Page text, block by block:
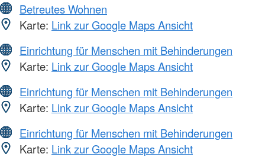
Betreutes Wohnen
Karte: Link zur Google Maps Ansicht
Einrichtung für Menschen mit Behinderungen
Karte: Link zur Google Maps Ansicht
Einrichtung für Menschen mit Behinderungen
Karte: Link zur Google Maps Ansicht
Einrichtung für Menschen mit Behinderungen
Karte: Link zur Google Maps Ansicht